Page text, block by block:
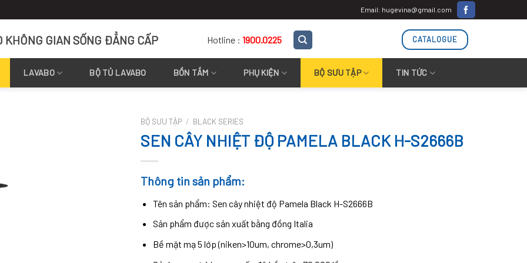
Email: hugevina@gmail.com
KHÔNG GIAN SỐNG ĐẲNG CẤP Hotline : 1900.0225 CATALOGUE
LAVABO BỘ TỦ LAVABO BỒN TẮM PHỤ KIỆN BỘ SƯU TẬP TIN TỨC
BỘ SƯU TẬP / BLACK SERIES
SEN CÂY NHIỆT ĐỘ PAMELA BLACK H-S2666B
Thông tin sản phẩm:
Tên sản phẩm: Sen cây nhiệt độ Pamela Black H-S2666B
Sản phẩm được sản xuất bằng đồng Italia
Bề mặt mạ 5 lớp (niken>10um, chrome>0,3um)